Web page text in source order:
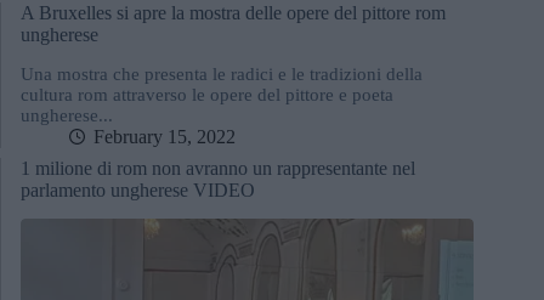
A Bruxelles si apre la mostra delle opere del pittore rom
ungherese
Una mostra che presenta le radici e le tradizioni della
cultura rom attraverso le opere del pittore e poeta
ungherese...
February 15, 2022
1 milione di rom non avranno un rappresentante nel
parlamento ungherese VIDEO